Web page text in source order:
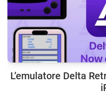
L’emulatore Delta